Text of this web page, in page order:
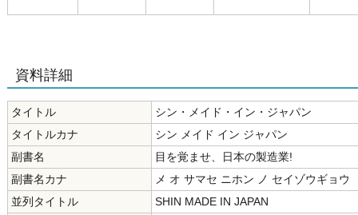
資料詳細
タイトル
シン・メイド・イン・ジャパン
タイトルカナ
シン メイド イン ジャパン
副書名
目を覚ませ、日本の製造業!
副書名カナ
メ オ サマセ ニホン ノ セイゾウギョウ
並列タイトル
SHIN MADE IN JAPAN